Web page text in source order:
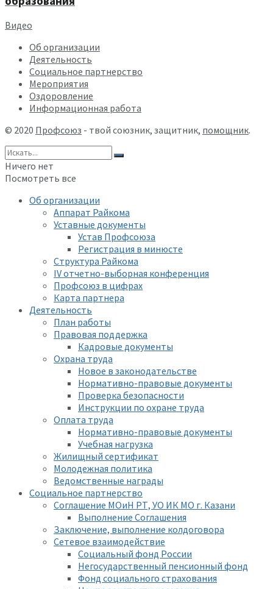
Видео
Об организации
Деятельность
Социальное партнерство
Мероприятия
Оздоровление
Информационная работа
© 2020 Профсоюз - твой союзник, защитник, помощник.
Ничего нет
Посмотреть все
Об организации
Аппарат Райкома
Уставные документы
Устав Профсоюза
Регистрация в минюсте
Структура Райкома
IV отчетно-выборная конференция
Профсоюз в цифрах
Карта партнера
Деятельность
План работы
Правовая поддержка
Кадровые документы
Охрана труда
Новое в законодательстве
Нормативно-правовые документы
Проверка безопасности
Инструкции по охране труда
Оплата труда
Нормативно-правовые документы
Учебная нагрузка
Жилищный сертификат
Молодежная политика
Ведомственные награды
Социальное партнерство
Соглашение МОиН РТ, УО ИК МО г. Казани
Выполнение Соглашения
Заключение, выполнение колдоговора
Сетевое взаимодействие
Социальный фонд России
Негосударственный пенсионный фонд
Фонд социального страхования